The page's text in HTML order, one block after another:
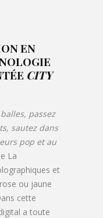
EN
CITY
passez
sautez dans
pop et au
La
et
ou jaune
cette
a toute